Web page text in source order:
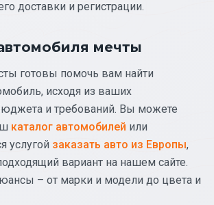
доставки и регистрации.
мечты
готовы помочь вам найти
исходя из ваших
и требований. Вы можете
каталог автомобилей или
услугой заказать авто из Европы,
вариант на нашем сайте.
– от марки и модели до цвета и